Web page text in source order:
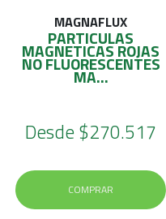
MAGNAFLUX
PARTICULAS
MAGNETICAS ROJAS
NO FLUORESCENTES
MA...
Desde$270.517
COMPRAR